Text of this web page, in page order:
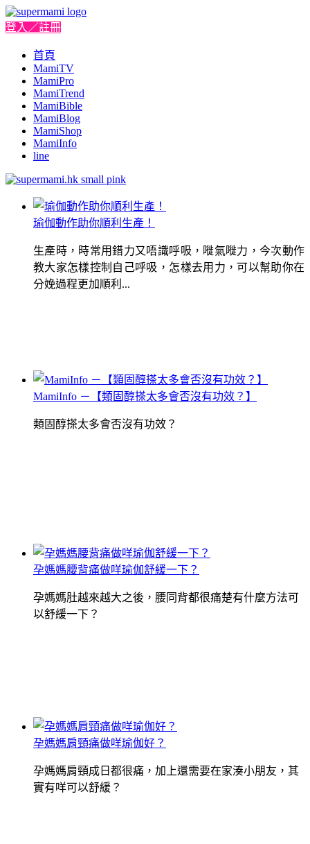
登入／註冊
首頁
MamiTV
MamiPro
MamiTrend
MamiBible
MamiBlog
MamiShop
MamiInfo
line
瑜伽動作助你順利生產！
生產時，時常用錯力又唔識呼吸，嘥氣嘥力，今次動作
教大家怎樣控制自己呼吸，怎樣去用力，可以幫助你在
分娩過程更加順利...
MamiInfo －【類固醇搽太多會否沒有功效？】
類固醇搽太多會否沒有功效？
孕媽媽腰背痛做咩瑜伽舒緩一下？
孕媽媽肚越來越大之後，腰同背都很痛楚有什麼方法可
以舒緩一下？
孕媽媽肩頸痛做咩瑜伽好？
孕媽媽肩頸成日都很痛，加上還需要在家湊小朋友，其
實有咩可以舒緩？